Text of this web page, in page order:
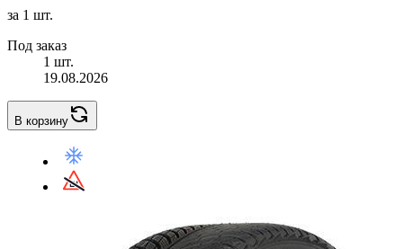
за 1 шт.
Под заказ
1 шт.
19.08.2026
В корзину